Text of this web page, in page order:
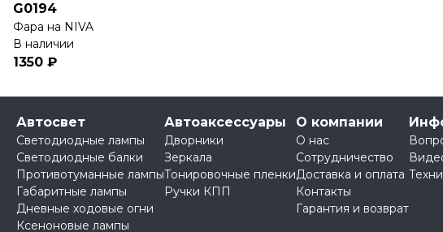
G0194
Фара на NIVA
В наличии
1350 ₽
Автосвет
Светодиодные лампы
Светодиодные балки
Противотуманные лампы
Габаритные лампы
Дневные ходовые огни
Ксеноновые лампы
Автоаксессуары
Дворники
Зеркала
Тонировочные пленки
Ручки КПП
О компании
О нас
Сотрудничество
Доставка и оплата
Контакты
Гарантия и возврат